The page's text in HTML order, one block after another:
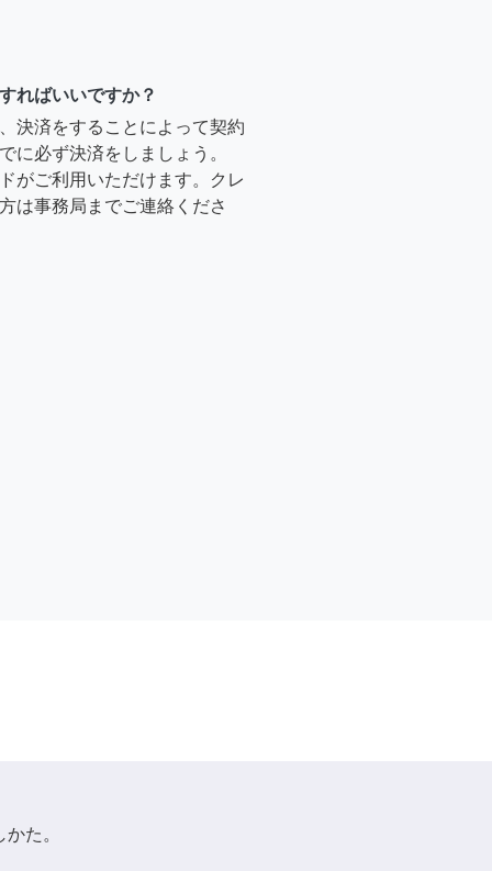
ればいいですか？
決済をすることによって契約
に必ず決済をしましょう。
がご利用いただけます。クレ
は事務局までご連絡くださ
た。